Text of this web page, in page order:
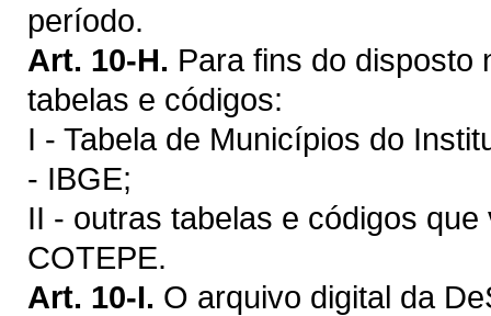
período.
Art. 10-H. Para fins do disposto
tabelas e códigos:
I - Tabela de Municípios do
- IBGE;
II - outras tabelas e códigos
COTEPE.
Art. 10-I. O arquivo digital da